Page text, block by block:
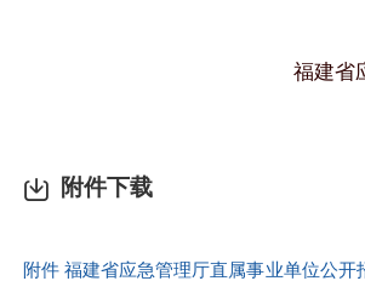
福建省
附件下载
附件 福建省应急管理厅直属事业单位公开